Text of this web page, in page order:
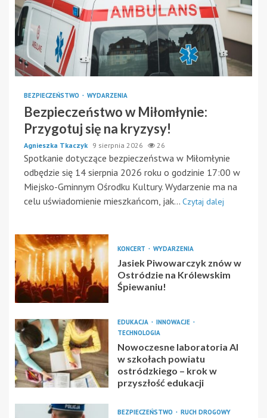
BEZPIECZEŃSTWO WYDARZENIA
Bezpieczeństwo w Miłomłynie:
Przygotuj się na kryzysy!
Agnieszka Tkaczyk 9 sierpnia 2026 26
Spotkanie dotyczące bezpieczeństwa w Miłomłynie
odbędzie się 14 sierpnia 2026 roku o godzinie 17:00 w
Miejsko-Gminnym Ośrodku Kultury. Wydarzenie ma na
celu uświadomienie mieszkańcom, jak... Czytaj dalej
KONCERT WYDARZENIA
Jasiek Piwowarczyk znów w
Ostródzie na Królewskim
Śpiewaniu!
EDUKACJA
INNOWACJE
TECHNOLOGIA
Nowoczesne laboratoria AI
w szkołach powiatu
ostródzkiego – krok w
przyszłość edukacji
BEZPIECZEŃSTWO RUCH DROGOWY